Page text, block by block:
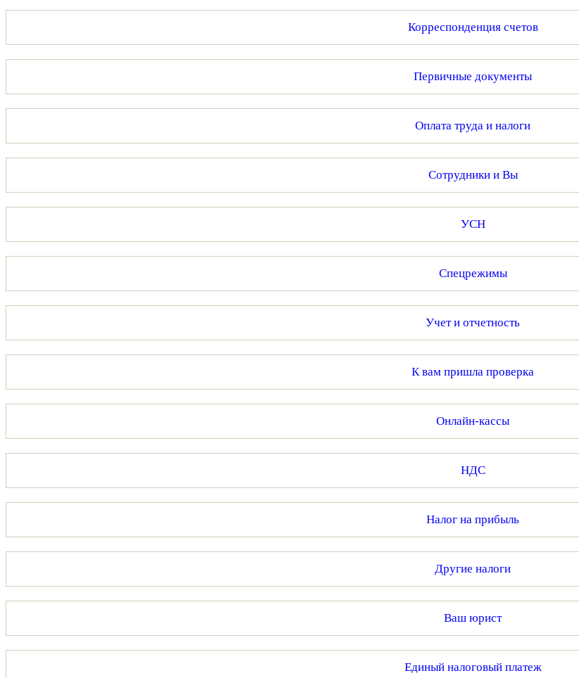
Корреспонденция счетов
Первичные документы
Оплата труда и налоги
Сотрудники и Вы
УСН
Спецрежимы
Учет и отчетность
К вам пришла проверка
Онлайн-кассы
НДС
Налог на прибыль
Другие налоги
Ваш юрист
Единый налоговый платеж